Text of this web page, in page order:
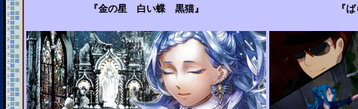
『金の星 白い蝶 黒猫』 『